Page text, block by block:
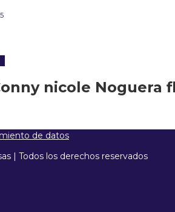
nicole Noguera
de datos
| Todos los derechos reservados